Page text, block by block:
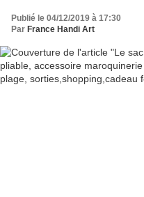
noel,fete des meres
Publié le 04/12/2019 à 17:30
Par France Handi Art